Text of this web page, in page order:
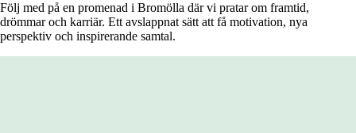
Följ med på en promenad i Bromölla där vi pratar om framtid,
drömmar och karriär. Ett avslappnat sätt att få motivation, nya
perspektiv och inspirerande samtal.